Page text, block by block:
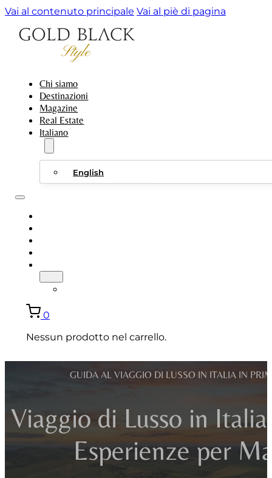
Vai al contenuto principale Vai al piè di pagina
Chi siamo
Destinazioni
Magazine
Real Estate
Italiano
English
0
Nessun prodotto nel carrello.
GUIDA AL VIAGGIO DI LUSSO IN ITALIA IN
Viaggio di Lusso in
Esperienze per